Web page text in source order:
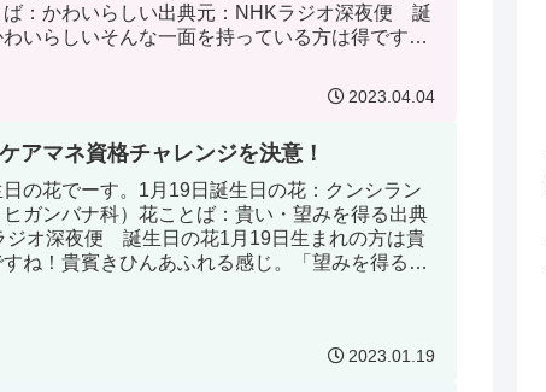
ば：かわいらしい出典元：NHKラジオ深夜便 誕
いらしいそんな一面を持っている方は得ですよ
2023.04.04
アマネ資格チャレンジを決意！
の花でーす。1月19日誕生日の花：クンシラン
ヒガンバナ科）花ことば：貴い・望みを得る出典
ジオ深夜便 誕生日の花1月19日生まれの方は貴
ね！貴賓きひんあふれる感じ。「望みを得る」
2023.01.19